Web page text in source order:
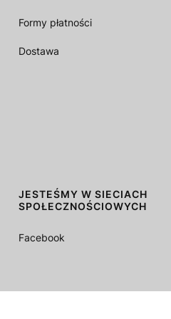
Formy płatności
Dostawa
JESTEŚMY W SIECIACH
SPOŁECZNOŚCIOWYCH
Facebook